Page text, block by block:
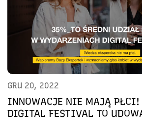
GRU 20, 2022
INNOWACJE NIE MAJĄ PŁCI!
DIGITAL FESTIVAL TO